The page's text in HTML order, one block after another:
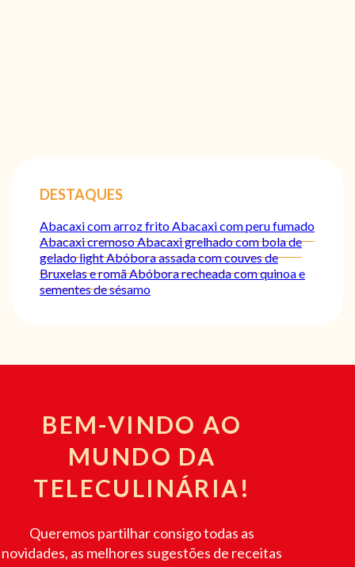
DESTAQUES
Abacaxi com arroz frito Abacaxi com peru fumado
Abacaxi cremosoAbacaxi grelhado com bola de
gelado lightAbóbora assada com couves de
Bruxelas e romãAbóbora recheada com quinoa e
sementes de sésamo
BEM-VINDO AO
MUNDO DA
TELECULINÁRIA!
Queremos partilhar consigo todas as
novidades, as melhores sugestões de receitas